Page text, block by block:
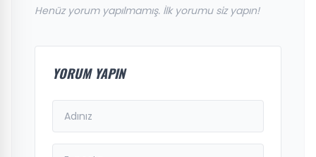
Henüz yorum yapılmamış. İlk yorumu siz yapın!
YORUM YAPIN